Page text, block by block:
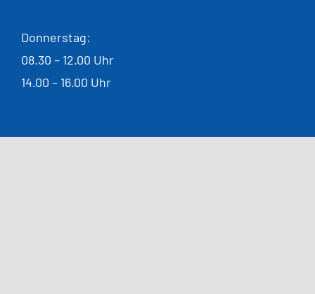
Donnerstag:
08.30 – 12.00 Uhr
14.00 – 16.00 Uhr